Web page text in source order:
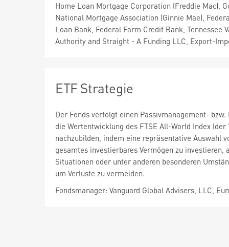
Home Loan Mortgage Corporation (Freddie Mac),
National Mortgage Association (Ginnie Mae),
Loan Bank, Federal Farm Credit Bank, Tennessee
Authority and Straight - A Funding LLC, Export-
ETF Strategie
Der Fonds verfolgt einen Passivmanagement-
die Wertentwicklung des FTSE All-World Index
nachzubilden, indem eine repräsentative Auswahl
gesamtes investierbares Vermögen zu
Situationen oder unter anderen besonderen
um Verluste zu vermeiden.
Fondsmanager: Vanguard Global Advisers, LLC,